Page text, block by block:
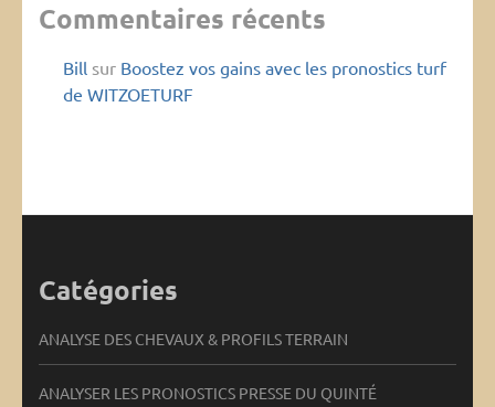
Commentaires récents
Bill sur Boostez vos gains avec les pronostics turf
de WITZOETURF
Catégories
ANALYSE DES CHEVAUX & PROFILS TERRAIN
ANALYSER LES PRONOSTICS PRESSE DU QUINTÉ